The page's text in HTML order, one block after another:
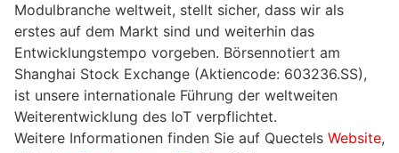
Modulbranche weltweit, stellt sicher, dass wir als
erstes auf dem Markt sind und weiterhin das
Entwicklungstempo vorgeben. Börsennotiert am
Shanghai Stock Exchange (Aktiencode: 603236.SS),
ist unsere internationale Führung der weltweiten
Weiterentwicklung des IoT verpflichtet.
Weitere Informationen finden Sie auf Quectels Website,